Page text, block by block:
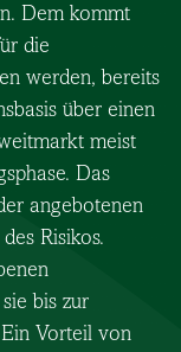
Dem kommt
die
werden, bereits
über einen
meist
Das
angebotenen
Risikos.
bis zur
Vorteil von